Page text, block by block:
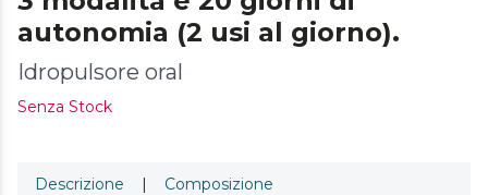
autonomia (2 usi al giorno).
Idropulsore oral
Senza Stock
Descrizione | Composizione